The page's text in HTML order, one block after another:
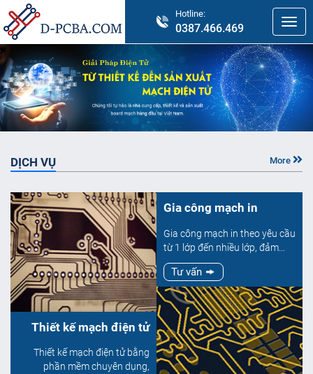
Hotline:
0387.466.469
DỊCH VỤ More
Thiết kế mạch điện tử
Thiết kế mạch điện tử bằng
phần mềm chuyên dụng,
Gia công mạch in
Gia công mạch in theo yêu cầu
từ 1 lớp đến nhiều lớp, đảm...
Tư vấn